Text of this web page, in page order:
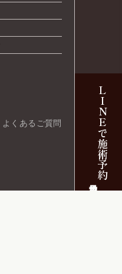
LINEで施術予約
よくあるご質問